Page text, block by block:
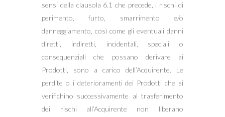
sensi della clausola 6.1 che precede, i rischi di
perimento, furto, smarrimento e/o
danneggiamento, così come gli eventuali danni
diretti, indiretti, incidentali, speciali o
consequenziali che possano derivare ai
Prodotti, sono a carico dell’Acquirente. Le
perdite o i deterioramenti dei Prodotti che si
verifichino successivamente al trasferimento
dei rischi all’Acquirente non liberano